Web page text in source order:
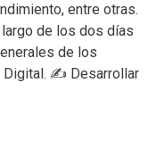
entre otras.
de los dos días
de los
Digital. ✍️ Desarrollar